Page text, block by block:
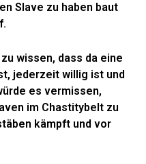
Slave zu haben baut
wissen, dass da eine
jederzeit willig ist und
es vermissen,
im Chastitybelt zu
kämpft und vor